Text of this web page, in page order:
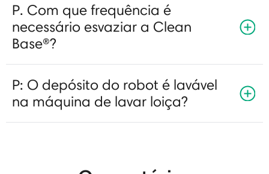
P. Com que frequência é
necessário esvaziar a Clean
Base®?
P: O depósito do robot é lavável
na máquina de lavar loiça?